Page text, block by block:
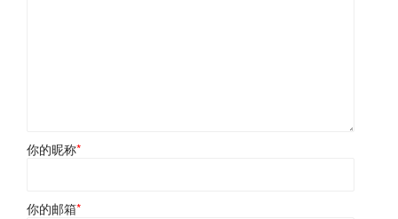
你的昵称*
你的邮箱*